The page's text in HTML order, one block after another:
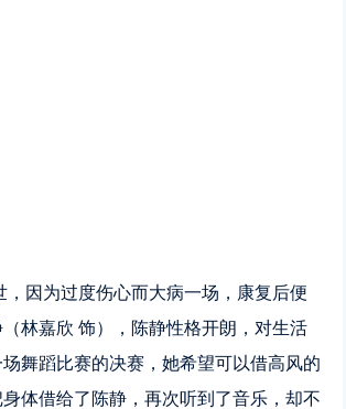
因为过度伤心而大病一场，康复后便
林嘉欣 饰），陈静性格开朗，对生活
舞蹈比赛的决赛，她希望可以借高风的
体借给了陈静，再次听到了音乐，却不